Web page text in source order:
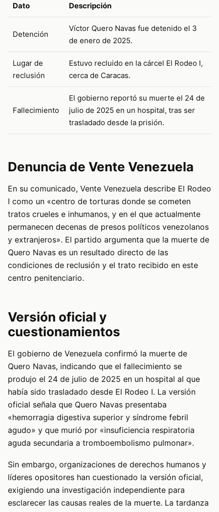
Dato Descripción
Detención
Víctor Quero Navas fue detenido el 3
de enero de 2025.
Lugar de
reclusión
Estuvo recluido en la cárcel El Rodeo I,
cerca de Caracas.
Fallecimiento
El gobierno reportó su muerte el 24 de
julio de 2025 en un hospital, tras ser
trasladado desde la prisión.
Denuncia de Vente Venezuela
En su comunicado, Vente Venezuela describe El Rodeo
I como un «centro de torturas donde se cometen
tratos crueles e inhumanos, y en el que actualmente
permanecen decenas de presos políticos venezolanos
y extranjeros». El partido argumenta que la muerte de
Quero Navas es un resultado directo de las
condiciones de reclusión y el trato recibido en este
centro penitenciario.
Versión oficial y
cuestionamientos
El gobierno de Venezuela confirmó la muerte de
Quero Navas, indicando que el fallecimiento se
produjo el 24 de julio de 2025 en un hospital al que
había sido trasladado desde El Rodeo I. La versión
oficial señala que Quero Navas presentaba
«hemorragia digestiva superior y síndrome febril
agudo» y que murió por «insuficiencia respiratoria
aguda secundaria a tromboembolismo pulmonar».
Sin embargo, organizaciones de derechos humanos y
líderes opositores han cuestionado la versión oficial,
exigiendo una investigación independiente para
esclarecer las causas reales de la muerte. La tardanza